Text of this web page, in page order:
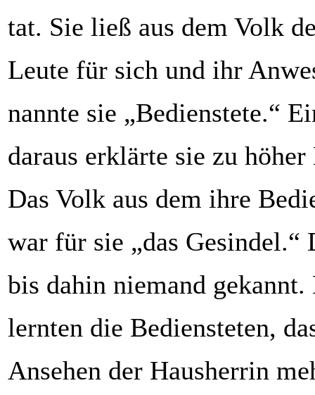
tat. Sie ließ aus dem Volk
Leute für sich und ihr
nannte sie „Bedienstete.“
daraus erklärte sie zu höher
Das Volk aus dem ihre
war für sie „das Gesindel.“
bis dahin niemand
lernten die Bediensteten,
Ansehen der Hausherrin